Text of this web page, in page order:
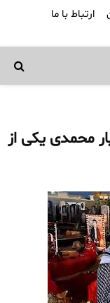
ارتباط با ما
محمدی یکی از